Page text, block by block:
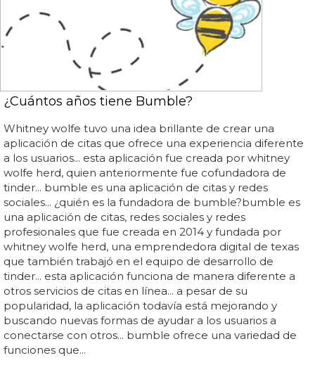
¿Cuántos años tiene Bumble?
Whitney wolfe tuvo una idea brillante de crear una
aplicación de citas que ofrece una experiencia diferente
a los usuarios... esta aplicación fue creada por whitney
wolfe herd, quien anteriormente fue cofundadora de
tinder... bumble es una aplicación de citas y redes
sociales... ¿quién es la fundadora de bumble?bumble es
una aplicación de citas, redes sociales y redes
profesionales que fue creada en 2014 y fundada por
whitney wolfe herd, una emprendedora digital de texas
que también trabajó en el equipo de desarrollo de
tinder... esta aplicación funciona de manera diferente a
otros servicios de citas en línea... a pesar de su
popularidad, la aplicación todavía está mejorando y
buscando nuevas formas de ayudar a los usuarios a
conectarse con otros... bumble ofrece una variedad de
funciones que...